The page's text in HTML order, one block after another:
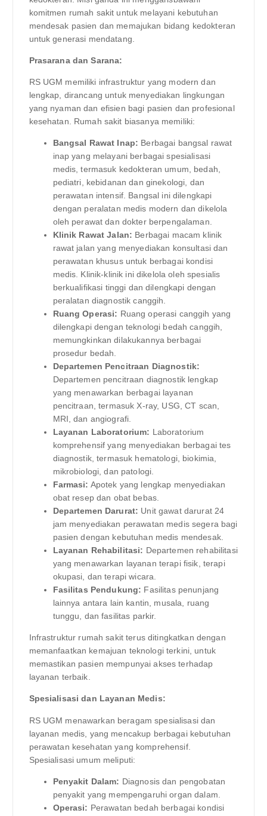
komitmen rumah sakit untuk melayani kebutuhan
mendesak pasien dan memajukan bidang kedokteran
untuk generasi mendatang.
Prasarana dan Sarana:
RS UGM memiliki infrastruktur yang modern dan
lengkap, dirancang untuk menyediakan lingkungan
yang nyaman dan efisien bagi pasien dan profesional
kesehatan. Rumah sakit biasanya memiliki:
Bangsal Rawat Inap: Berbagai bangsal rawat
inap yang melayani berbagai spesialisasi
medis, termasuk kedokteran umum, bedah,
pediatri, kebidanan dan ginekologi, dan
perawatan intensif. Bangsal ini dilengkapi
dengan peralatan medis modern dan dikelola
oleh perawat dan dokter berpengalaman.
Klinik Rawat Jalan: Berbagai macam klinik
rawat jalan yang menyediakan konsultasi dan
perawatan khusus untuk berbagai kondisi
medis. Klinik-klinik ini dikelola oleh spesialis
berkualifikasi tinggi dan dilengkapi dengan
peralatan diagnostik canggih.
Ruang Operasi: Ruang operasi canggih yang
dilengkapi dengan teknologi bedah canggih,
memungkinkan dilakukannya berbagai
prosedur bedah.
Departemen Pencitraan Diagnostik:
Departemen pencitraan diagnostik lengkap
yang menawarkan berbagai layanan
pencitraan, termasuk X-ray, USG, CT scan,
MRI, dan angiografi.
Layanan Laboratorium: Laboratorium
komprehensif yang menyediakan berbagai tes
diagnostik, termasuk hematologi, biokimia,
mikrobiologi, dan patologi.
Farmasi: Apotek yang lengkap menyediakan
obat resep dan obat bebas.
Departemen Darurat: Unit gawat darurat 24
jam menyediakan perawatan medis segera bagi
pasien dengan kebutuhan medis mendesak.
Layanan Rehabilitasi: Departemen rehabilitasi
yang menawarkan layanan terapi fisik, terapi
okupasi, dan terapi wicara.
Fasilitas Pendukung: Fasilitas penunjang
lainnya antara lain kantin, musala, ruang
tunggu, dan fasilitas parkir.
Infrastruktur rumah sakit terus ditingkatkan dengan
memanfaatkan kemajuan teknologi terkini, untuk
memastikan pasien mempunyai akses terhadap
layanan terbaik.
Spesialisasi dan Layanan Medis:
RS UGM menawarkan beragam spesialisasi dan
layanan medis, yang mencakup berbagai kebutuhan
perawatan kesehatan yang komprehensif.
Spesialisasi umum meliputi:
Penyakit Dalam: Diagnosis dan pengobatan
penyakit yang mempengaruhi organ dalam.
Operasi: Perawatan bedah berbagai kondisi